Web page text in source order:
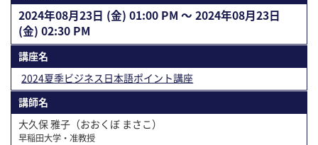
2024年08⽉23⽇ (金) 01:00 PM 〜 2024年08⽉23⽇
(金) 02:30 PM
講座名
2024夏季ビジネス日本語ポイント講座
講師名
大久保 雅子（おおくぼ まさこ）
早稲田大学・准教授